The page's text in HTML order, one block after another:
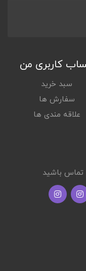
کاربری من
سبد خرید
سفارش ها
علاقه مندی ها
تماس باشید